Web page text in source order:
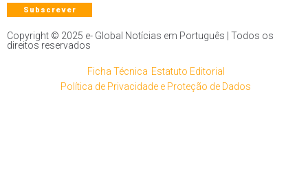
Copyright © 2025 e- Global Notícias em Português | Todos os
direitos reservados
Ficha Técnica Estatuto Editorial
Política de Privacidade e Proteção de Dados